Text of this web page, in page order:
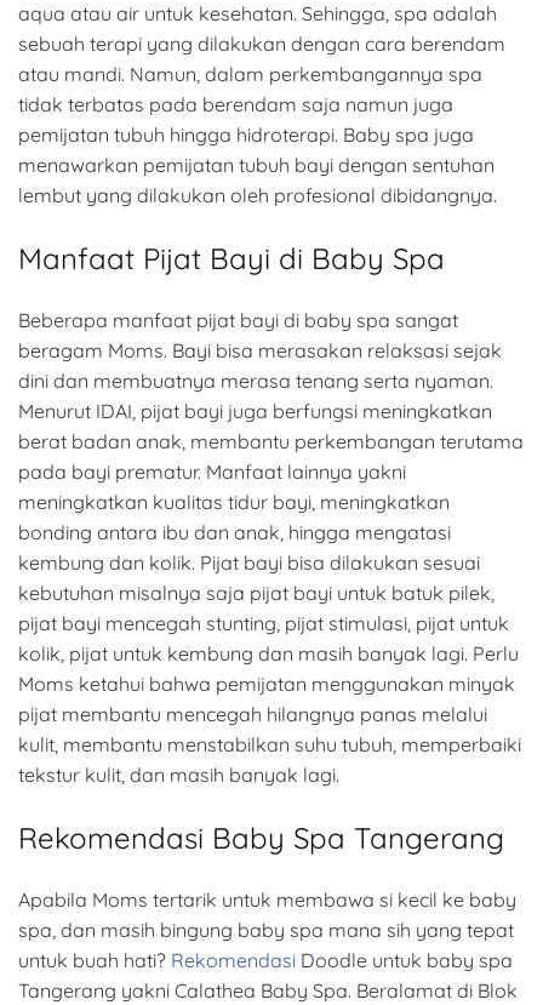
aqua atau air untuk kesehatan. Sehingga, spa adalah
sebuah terapi yang dilakukan dengan cara berendam
atau mandi. Namun, dalam perkembangannya spa
tidak terbatas pada berendam saja namun juga
pemijatan tubuh hingga hidroterapi. Baby spa juga
menawarkan pemijatan tubuh bayi dengan sentuhan
lembut yang dilakukan oleh profesional dibidangnya.
Manfaat Pijat Bayi di Baby Spa
Beberapa manfaat pijat bayi di baby spa sangat
beragam Moms. Bayi bisa merasakan relaksasi sejak
dini dan membuatnya merasa tenang serta nyaman.
Menurut IDAI, pijat bayi juga berfungsi meningkatkan
berat badan anak, membantu perkembangan terutama
pada bayi prematur. Manfaat lainnya yakni
meningkatkan kualitas tidur bayi, meningkatkan
bonding antara ibu dan anak, hingga mengatasi
kembung dan kolik. Pijat bayi bisa dilakukan sesuai
kebutuhan misalnya saja pijat bayi untuk batuk pilek,
pijat bayi mencegah stunting, pijat stimulasi, pijat untuk
kolik, pijat untuk kembung dan masih banyak lagi. Perlu
Moms ketahui bahwa pemijatan menggunakan minyak
pijat membantu mencegah hilangnya panas melalui
kulit, membantu menstabilkan suhu tubuh, memperbaiki
tekstur kulit, dan masih banyak lagi.
Rekomendasi Baby Spa Tangerang
Apabila Moms tertarik untuk membawa si kecil ke baby
spa, dan masih bingung baby spa mana sih yang tepat
untuk buah hati? Rekomendasi Doodle untuk baby spa
Tangerang yakni Calathea Baby Spa. Beralamat di Blok